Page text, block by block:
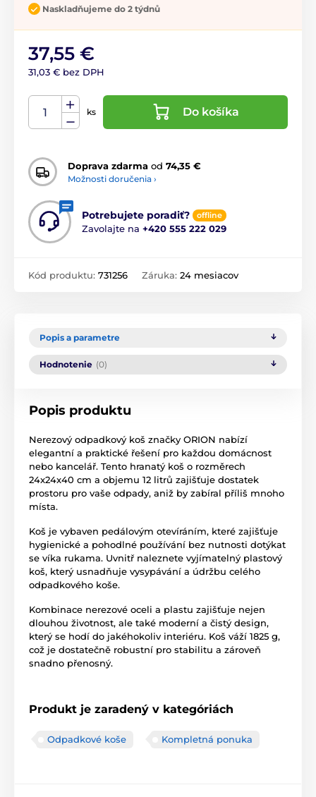
Naskladňujeme do 2 týdnů
37,55 €
31,03 € bez DPH
ks Do košíka
Doprava zdarma od 74,35 €
Možnosti doručenia ›
Potrebujete poradiť? offline
Zavolajte na +420 555 222 029
Kód produktu: 731256 Záruka: 24 mesiacov
Popis a parametre
Hodnotenie (0)
Popis produktu
Nerezový odpadkový koš značky ORION nabízí
elegantní a praktické řešení pro každou domácnost
nebo kancelář. Tento hranatý koš o rozměrech
24x24x40 cm a objemu 12 litrů zajišťuje dostatek
prostoru pro vaše odpady, aniž by zabíral příliš mnoho
místa.
Koš je vybaven pedálovým otevíráním, které zajišťuje
hygienické a pohodlné používání bez nutnosti dotýkat
se víka rukama. Uvnitř naleznete vyjímatelný plastový
koš, který usnadňuje vysypávání a údržbu celého
odpadkového koše.
Kombinace nerezové oceli a plastu zajišťuje nejen
dlouhou životnost, ale také moderní a čistý design,
který se hodí do jakéhokoliv interiéru. Koš váží 1825 g,
což je dostatečně robustní pro stabilitu a zároveň
snadno přenosný.
Produkt je zaradený v kategóriách
Odpadkové koše Kompletná ponuka